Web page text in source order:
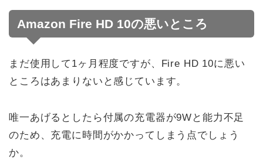
Amazon Fire HD 10の悪いところ
まだ使用して1ヶ月程度ですが、Fire HD 10に悪い
ところはあまりないと感じています。
唯一あげるとしたら付属の充電器が9Wと能力不足
のため、充電に時間がかかってしまう点でしょう
か。